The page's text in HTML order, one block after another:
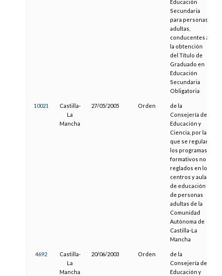
Educación
Secundaria
para personas
adultas,
conducentes a
la obtención
del Título de
Graduado en
Educación
Secundaria
Obligatoria
10021
Castilla-
La
Mancha
27/05/2005 Orden
de la
Consejería de
Educación y
Ciencia, por la
que se regulan
los programas
formativos no
reglados en los
centros y aulas
de educación
de personas
adultas de la
Comunidad
Autónoma de
Castilla-La
Mancha
4692
Castilla-
La
Mancha
20/06/2003 Orden
de la
Consejería de
Educación y